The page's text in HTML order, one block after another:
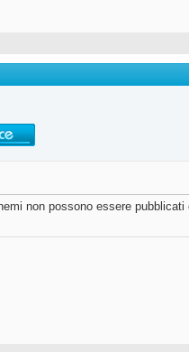
non possono essere pubblicati